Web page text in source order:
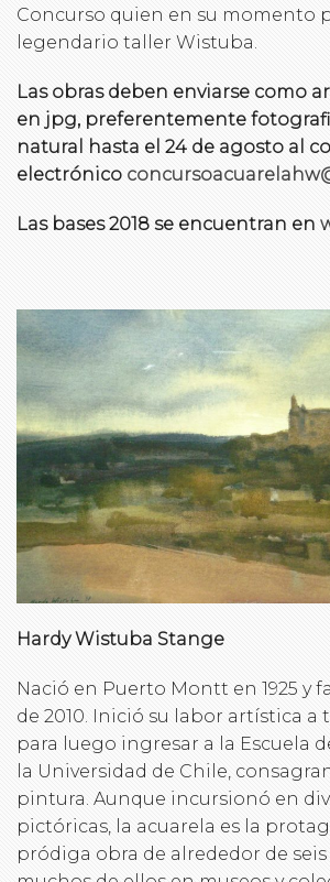
Concurso quien en su momento
legendario taller Wistuba.
Las obras deben enviarse como
en jpg, preferentemente
natural hasta el 24 de agosto al
electrónico
Las bases 2018 se encuentran en
Hardy Wistuba Stange
Nació en Puerto Montt en 1925 y
de 2010. Inició su labor artística a
para luego ingresar a la Escuela
la Universidad de Chile,
pintura. Aunque incursionó en
pictóricas, la acuarela es la
pródiga obra de alrededor de